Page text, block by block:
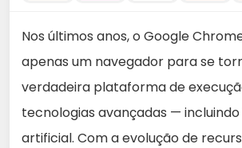
Nos últimos anos, o Google
apenas um navegador para se
verdadeira plataforma de
tecnologias avançadas —
artificial. Com a evolução de